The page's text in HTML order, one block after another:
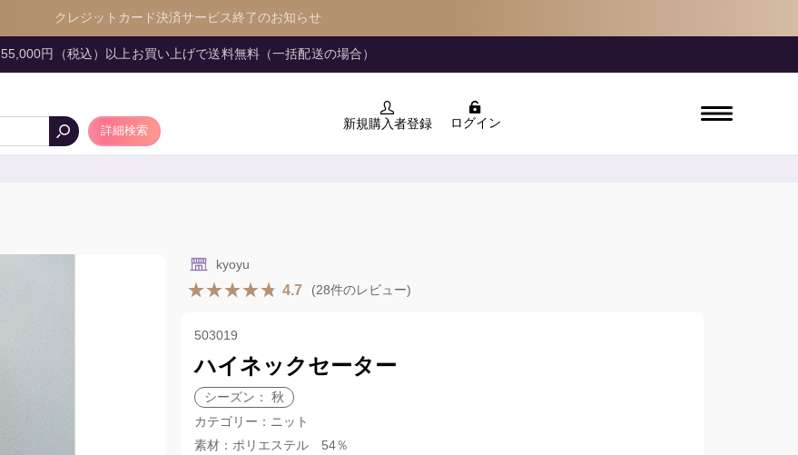
クレジットカード決済サービス終了のお知らせ
55,000円（税込）以上お買い上げで送料無料（一括配送の場合）
詳細検索 新規購入者登録 ログイン
kyoyu
4.7 (28件のレビュー)
503019
ハイネックセーター
シーズン： 秋
カテゴリー：ニット
素材：ポリエステル 54％